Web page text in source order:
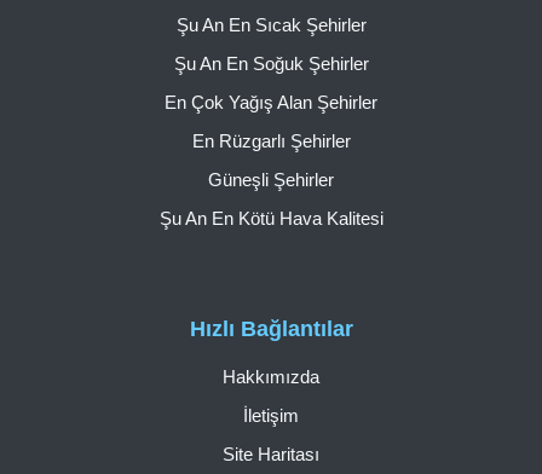
Hızlı Bağlantılar
Hakkımızda
İletişim
Site Haritası
Şu An En Sıcak Şehirler
Şu An En Soğuk Şehirler
En Çok Yağış Alan Şehirler
En Rüzgarlı Şehirler
Güneşli Şehirler
Şu An En Kötü Hava Kalitesi